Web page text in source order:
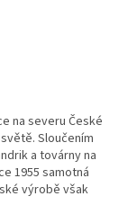
na severu České
Sloučením
a továrny na
1955 samotná
výrobě však